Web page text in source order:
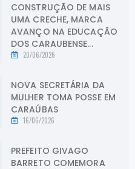
CONSTRUÇÃO DE MAIS
UMA CRECHE, MARCA
AVANÇO NA EDUCAÇÃO
DOS CARAUBENSE...
20/06/2026
NOVA SECRETÁRIA DA
MULHER TOMA POSSE EM
CARAÚBAS
16/06/2026
PREFEITO GIVAGO
BARRETO COMEMORA